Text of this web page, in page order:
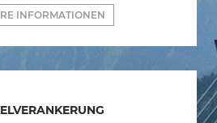
INFORMATIONEN